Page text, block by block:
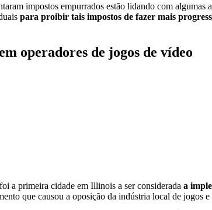
impostos empurrados estão lidando com algumas
para proibir tais impostos de fazer mais
operadores de jogos de vídeo
a primeira cidade em Illinois a ser considerada a
que causou a oposição da indústria local de jogos e